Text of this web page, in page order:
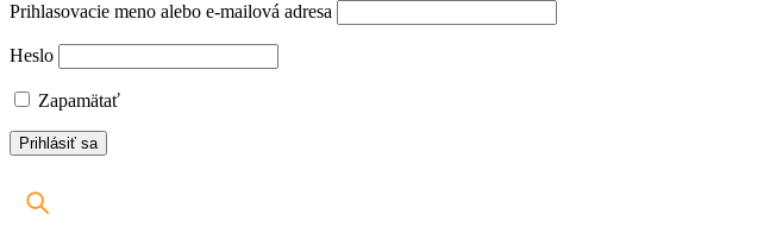
Prihlasovacie meno alebo e-mailová adresa
Heslo
Zapamätať